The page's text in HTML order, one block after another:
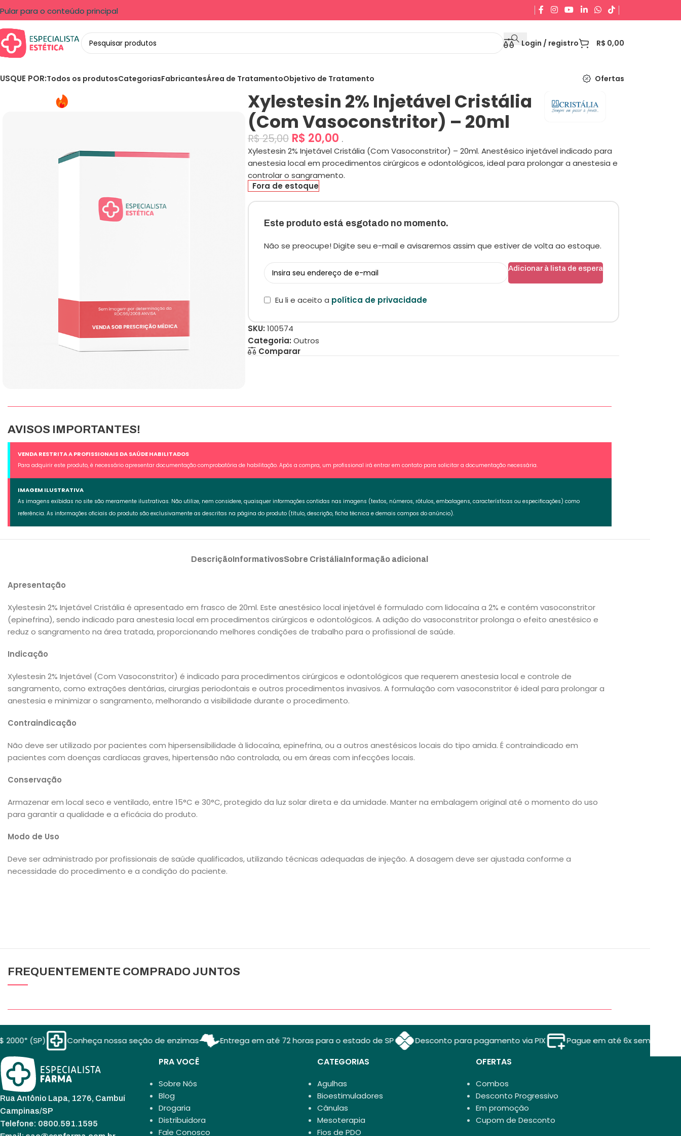
Pular para o conteúdo principal
Login / registro R$ 0,00
POR:Todos os produtosCategoriasFabricantesÁrea de TratamentoObjetivo de Tratamento Ofertas
Xylestesin 2% Injetável Cristália
(Com Vasoconstritor) – 20ml
R$25,00 R$ 20,00 .
Xylestesin 2% Injetável Cristália (Com Vasoconstritor) – 20ml. Anestésico injetável indicado para
anestesia local em procedimentos cirúrgicos e odontológicos, ideal para prolongar a anestesia e
controlar o sangramento.
Fora de estoque
Este produto está esgotado no momento.
Não se preocupe! Digite seu e-mail e avisaremos assim que estiver de volta ao estoque.
Adicionar à lista de espera
Eu li e aceito a política de privacidade
SKU: 100574
Categoria: Outros
Comparar
AVISOS IMPORTANTES!
VENDA RESTRITA A PROFISSIONAIS DA SAÚDE HABILITADOS
Para adquirir este produto, é necessário apresentar documentação comprobatória de habilitação. Após a compra, um profissional irá entrar em contato para solicitar a documentação necessária.
IMAGEM ILUSTRATIVA
As imagens exibidas no site são meramente ilustrativas. Não utilize, nem considere, quaisquer informações contidas nas imagens (textos, números, rótulos, embalagens, características ou especificações) como
referência. As informações oficiais do produto são exclusivamente as descritas na página do produto (título, descrição, ficha técnica e demais campos do anúncio).
DescriçãoInformativosSobre CristáliaInformação adicional
Apresentação
Xylestesin 2% Injetável Cristália é apresentado em frasco de 20ml. Este anestésico local injetável é formulado com lidocaína a 2% e contém vasoconstritor
(epinefrina), sendo indicado para anestesia local em procedimentos cirúrgicos e odontológicos. A adição do vasoconstritor prolonga o efeito anestésico e
reduz o sangramento na área tratada, proporcionando melhores condições de trabalho para o profissional de saúde.
Indicação
Xylestesin 2% Injetável (Com Vasoconstritor) é indicado para procedimentos cirúrgicos e odontológicos que requerem anestesia local e controle de
sangramento, como extrações dentárias, cirurgias periodontais e outros procedimentos invasivos. A formulação com vasoconstritor é ideal para prolongar a
anestesia e minimizar o sangramento, melhorando a visibilidade durante o procedimento.
Contraindicação
Não deve ser utilizado por pacientes com hipersensibilidade à lidocaína, epinefrina, ou a outros anestésicos locais do tipo amida. É contraindicado em
pacientes com doenças cardíacas graves, hipertensão não controlada, ou em áreas com infecções locais.
Conservação
Armazenar em local seco e ventilado, entre 15°C e 30°C, protegido da luz solar direta e da umidade. Manter na embalagem original até o momento do uso
para garantir a qualidade e a eficácia do produto.
Modo de Uso
Deve ser administrado por profissionais de saúde qualificados, utilizando técnicas adequadas de injeção. A dosagem deve ser ajustada conforme a
necessidade do procedimento e a condição do paciente.
FREQUENTEMENTE COMPRADO JUNTOS
Conheça nossa seção de enzimas Entrega em até 72 horas para o estado de SP Desconto para pagamento via PIX Pague em até 6x sem juros
Rua Antônio Lapa, 1276, Cambuí
Campinas/SP
Telefone: 0800.591.1595
PRA VOCÊ
Sobre Nós
Blog
Drogaria
Distribuidora
Fale Conosco
CATEGORIAS
Agulhas
Bioestimuladores
Cânulas
Mesoterapia
Fios de PDO
OFERTAS
Combos
Desconto Progressivo
Em promoção
Cupom de Desconto